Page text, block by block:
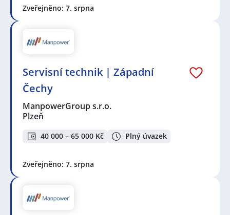
Zveřejněno: 7. srpna
Servisní technik | Západní
Čechy
ManpowerGroup s.r.o.
Plzeň
40 000 – 65 000 Kč Plný úvazek
Zveřejněno: 7. srpna